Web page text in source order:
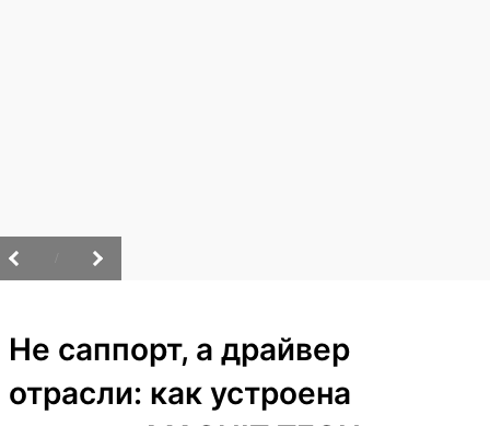
Не саппорт, а драйвер
отрасли: как устроена